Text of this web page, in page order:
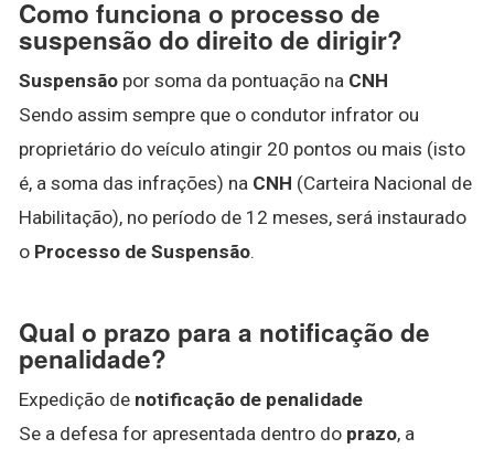
Como funciona o processo de
suspensão do direito de dirigir?
Suspensão por soma da pontuação na CNH
Sendo assim sempre que o condutor infrator ou
proprietário do veículo atingir 20 pontos ou mais (isto
é, a soma das infrações) na CNH (Carteira Nacional de
Habilitação), no período de 12 meses, será instaurado
o Processo de Suspensão.
Qual o prazo para a notificação de
penalidade?
Expedição de notificação de penalidade
Se a defesa for apresentada dentro do prazo, a